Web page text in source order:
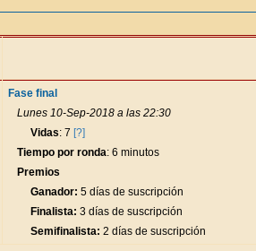
Fase final
Lunes 10-Sep-2018 a las 22:30
Vidas: 7 [?]
Tiempo por ronda: 6 minutos
Premios
Ganador: 5 días de suscripción
Finalista: 3 días de suscripción
Semifinalista: 2 días de suscripción